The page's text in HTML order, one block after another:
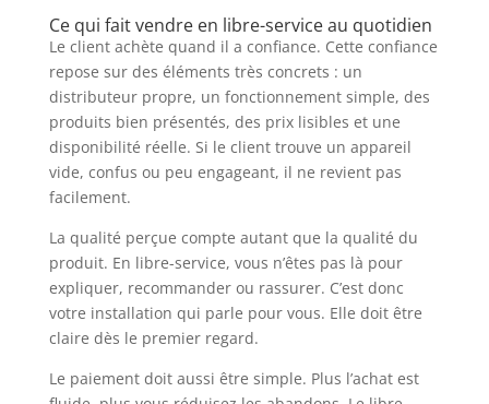
Ce qui fait vendre en libre-service au quotidien
Le client achète quand il a confiance. Cette confiance
repose sur des éléments très concrets : un
distributeur propre, un fonctionnement simple, des
produits bien présentés, des prix lisibles et une
disponibilité réelle. Si le client trouve un appareil
vide, confus ou peu engageant, il ne revient pas
facilement.
La qualité perçue compte autant que la qualité du
produit. En libre-service, vous n’êtes pas là pour
expliquer, recommander ou rassurer. C’est donc
votre installation qui parle pour vous. Elle doit être
claire dès le premier regard.
Le paiement doit aussi être simple. Plus l’achat est